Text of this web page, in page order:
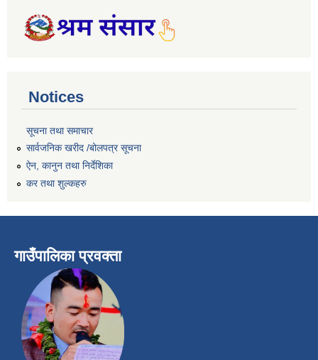
Notices
सूचना तथा समाचार
सार्वजनिक खरीद /बोलपत्र सूचना
ऐन, कानुन तथा निर्देशिका
कर तथा शुल्कहरु
गाउँपालिका प्रवक्ता